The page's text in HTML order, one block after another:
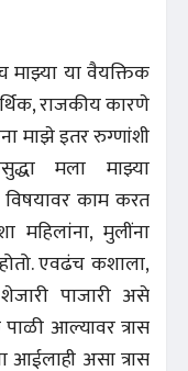
या वैयक्तिक
राजकीय कारणे
माझे इतर रुग्णांशी
मला माझ्या
काम करत
महिलांना, मुलींना
एवढंच कशाला,
पाजारी असे
आल्यावर त्रास
असा त्रास